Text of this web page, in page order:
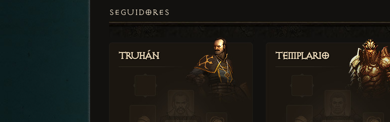
SEGUIDORES
Truhán Templario